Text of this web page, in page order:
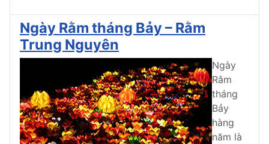
Ngày Rằm tháng Bảy – Rằm
Trung Nguyên
Ngày
Rằm
tháng
Bảy
hàng
năm là